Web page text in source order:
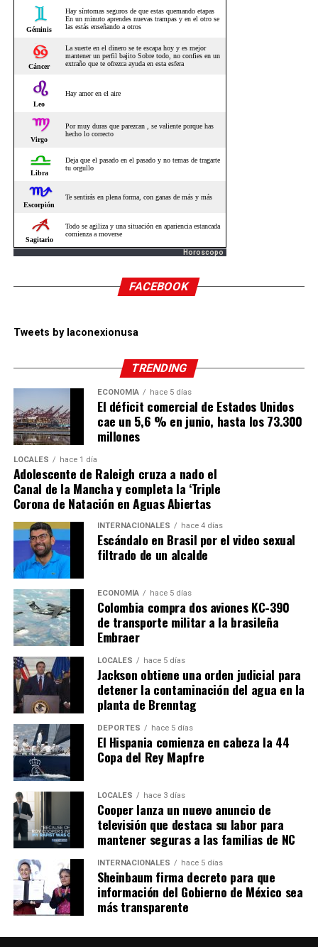
Horoscopo
FACEBOOK
Tweets by laconexionusa
TRENDING
ECONOMÍA hace 5 días
El déficit comercial de Estados Unidos
cae un 5,6 % en junio, hasta los 73.300
millones
LOCALES hace 1 día
Adolescente de Raleigh cruza a nado el
Canal de la Mancha y completa la ‘Triple
Corona de Natación en Aguas Abiertas
INTERNACIONALES hace 4 días
Escándalo en Brasil por el video sexual
filtrado de un alcalde
ECONOMÍA hace 5 días
Colombia compra dos aviones KC-390
de transporte militar a la brasileña
Embraer
LOCALES hace 5 días
Jackson obtiene una orden judicial para
detener la contaminación del agua en la
planta de Brenntag
DEPORTES hace 5 días
El Hispania comienza en cabeza la 44
Copa del Rey Mapfre
LOCALES hace 3 días
Cooper lanza un nuevo anuncio de
televisión que destaca su labor para
mantener seguras a las familias de NC
INTERNACIONALES hace 5 días
Sheinbaum firma decreto para que
información del Gobierno de México sea
más transparente